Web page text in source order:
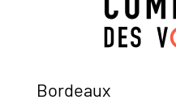
Bordeaux